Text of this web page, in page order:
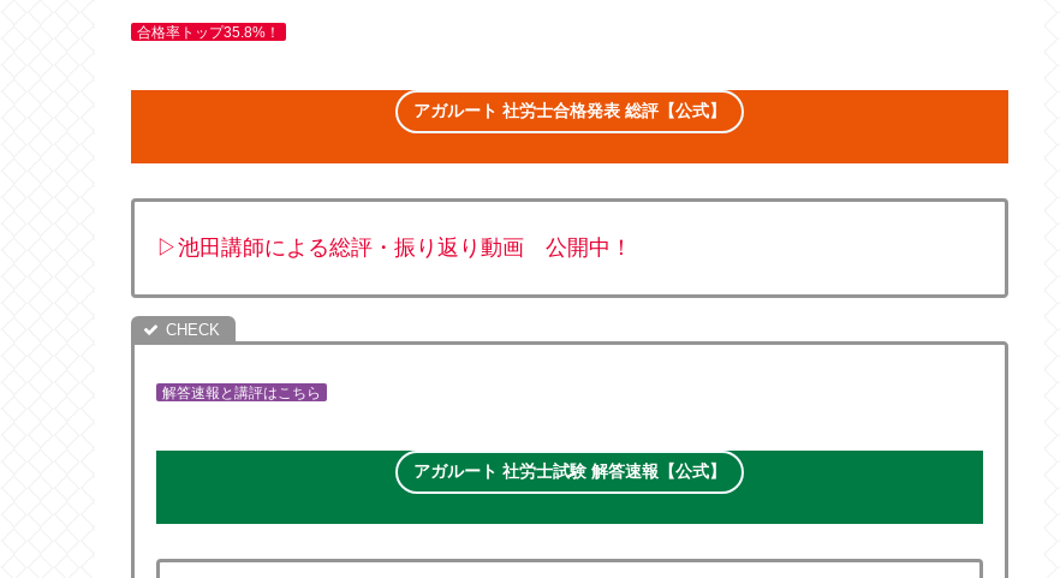
合格率トップ35.8%！
アガルート 社労士合格発表 総評【公式】
▷池田講師による総評・振り返り動画 公開中！
解答速報と講評はこちら
アガルート 社労士試験 解答速報【公式】